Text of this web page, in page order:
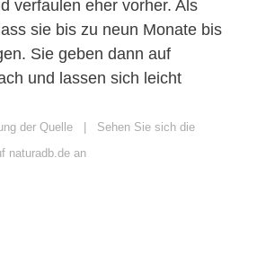
verfaulen eher vorher. Als
sie bis zu neun Monate bis
Sie geben dann auf
und lassen sich leicht
der Quelle | Sehen Sie sich die
naturadb.de an